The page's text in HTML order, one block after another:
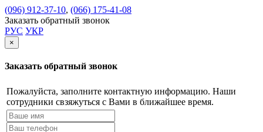
(096) 912-37-10, (066) 175-41-08
Заказать обратный звонок
РУС УКР
×
Заказать обратный звонок
Пожалуйста, заполните контактную информацию. Наши
сотрудники свзяжуться с Вами в ближайшее время.